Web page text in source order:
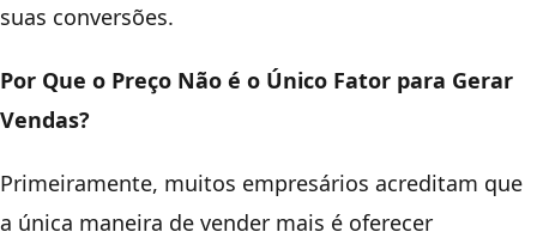
suas conversões.
Por Que o Preço Não é o Único Fator para Gerar
Vendas?
Primeiramente, muitos empresários acreditam que
a única maneira de vender mais é oferecer